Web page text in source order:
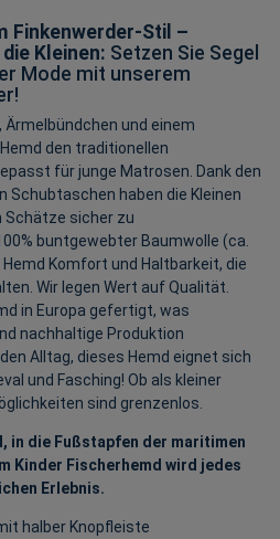
Finkenwerder-Stil –
Kleinen: Setzen Sie Segel
Mode mit unserem
und einem
den traditionellen
für junge Matrosen. Dank den
haben die Kleinen
Schätze sicher zu
buntgewebter Baumwolle (ca.
Komfort und Haltbarkeit, die
Wir legen Wert auf Qualität.
in Europa gefertigt, was
nachhaltige Produktion
Alltag, dieses Hemd eignet sich
und Fasching! Ob als kleiner
sind grenzenlos.
in die Fußstapfen der maritimen
Kinder Fischerhemd wird jedes
Erlebnis.
halber Knopfleiste